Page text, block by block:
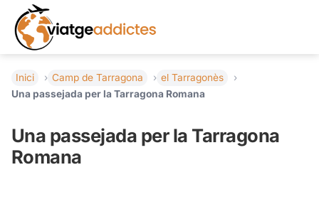
Inici Camp de Tarragona
el Tarragonès
Una passejada per la Tarragona Romana
Una passejada per la Tarragona
Romana